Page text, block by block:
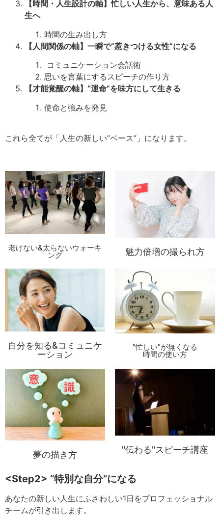
【時間・人生設計の軸】忙しい人生から、意味ある人
生へ
時間の生み出し方
【人間関係の軸】一瞬で“惹きつける女性”になる
コミュニケーション会話術
思いを言葉にするスピーチの作り方
【才能覚醒の軸】“運命”を味方にして生きる
使命と強みを発見
これら全てが「人生の新しい”ベース”」になります。
老けない&太らないウォーキ
ング 魅力倍増の撮られ方
自分を知る&コミュニケ
ーション
"忙しい"が無くなる
時間の使い方
夢の描き方 "伝わる"スピーチ講座
<Step2> “特別な自分”になる
あなたの新しい人生にふさわしい1日をプロフェッショナル
チームが引き出します。